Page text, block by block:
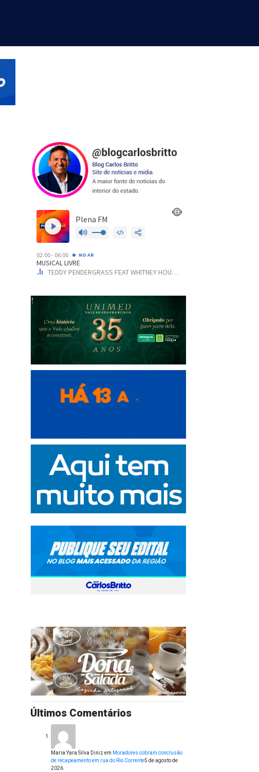
Últimos Comentários
Maria Yara Silva Dinizem Moradores cobram conclusão
de recapeamento em rua do Rio Corrente5 de agosto de
2026